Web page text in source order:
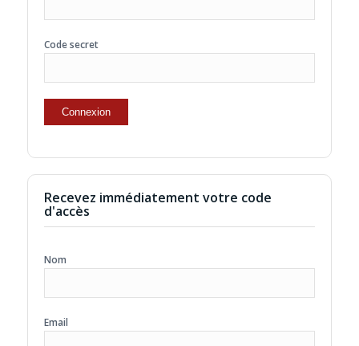
Code secret
Recevez immédiatement votre code
d'accès
Nom
Email